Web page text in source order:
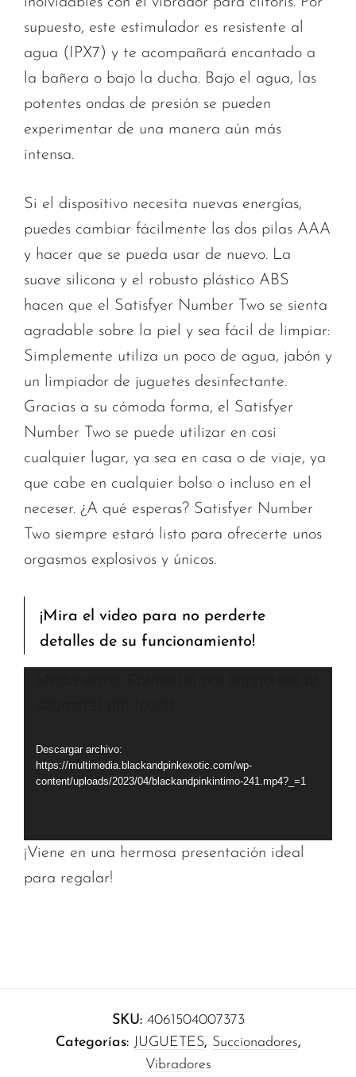
supuesto, este estimulador es resistente al
agua (IPX7) y te acompañará encantado a
la bañera o bajo la ducha. Bajo el agua, las
potentes ondas de presión se pueden
experimentar de una manera aún más
intensa.
Si el dispositivo necesita nuevas energías,
puedes cambiar fácilmente las dos pilas AAA
y hacer que se pueda usar de nuevo. La
suave silicona y el robusto plástico ABS
hacen que el Satisfyer Number Two se sienta
agradable sobre la piel y sea fácil de limpiar:
Simplemente utiliza un poco de agua, jabón y
un limpiador de juguetes desinfectante.
Gracias a su cómoda forma, el Satisfyer
Number Two se puede utilizar en casi
cualquier lugar, ya sea en casa o de viaje, ya
que cabe en cualquier bolso o incluso en el
neceser. ¿A qué esperas? Satisfyer Number
Two siempre estará listo para ofrecerte unos
orgasmos explosivos y únicos.
¡Mira el video para no perderte
detalles de su funcionamiento!
Descargar archivo:
https://multimedia.blackandpinkexotic.com/wp-
content/uploads/2023/04/blackandpinkintimo-241.mp4?_=1
¡Viene en una hermosa presentación ideal
para regalar!
SKU: 4061504007373
Categorías: JUGUETES, Succionadores,
Vibradores